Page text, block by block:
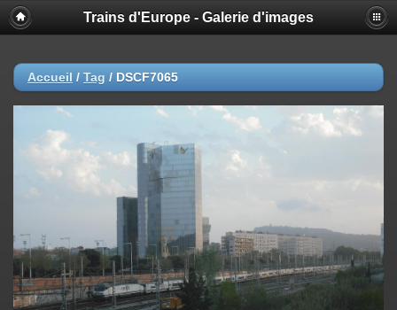
Trains d'Europe - Galerie d'images
Accueil / Tag / DSCF7065